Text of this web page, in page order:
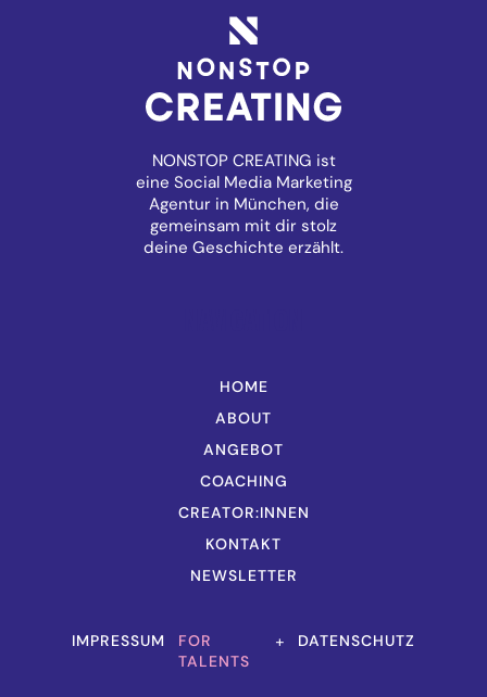
NONSTOP CREATING ist
eine Social Media Marketing
Agentur in München, die
gemeinsam mit dir stolz
deine Geschichte erzählt.
HOME
ABOUT
ANGEBOT
COACHING
CREATOR:INNEN
KONTAKT
NEWSLETTER
IMPRESSUM
FOR
TALENTS
+ DATENSCHUTZ